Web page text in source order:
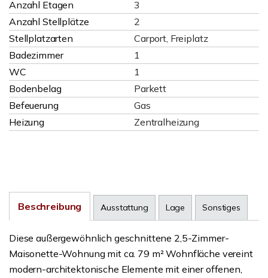
Anzahl Etagen
3
Anzahl Stellplätze
2
Stellplatzarten
Carport, Freiplatz
Badezimmer
1
WC
1
Bodenbelag
Parkett
Befeuerung
Gas
Heizung
Zentralheizung
Beschreibung Ausstattung Lage Sonstiges
Diese außergewöhnlich geschnittene 2,5-Zimmer-
Maisonette-Wohnung mit ca. 79 m² Wohnfläche vereint
modern-architektonische Elemente mit einer offenen,